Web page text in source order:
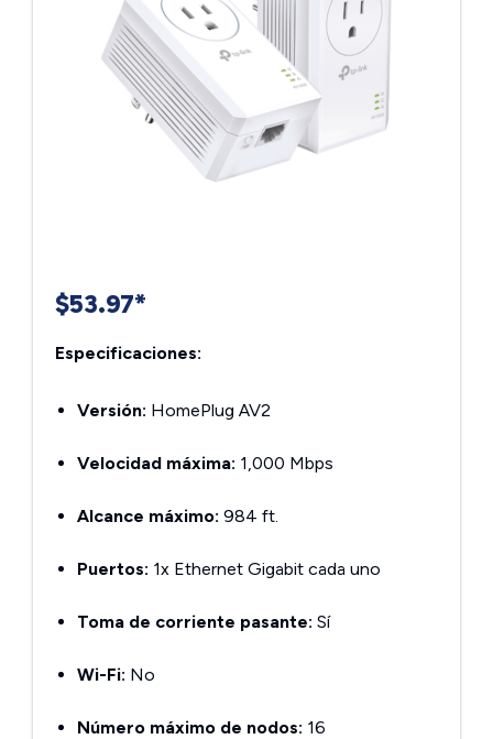
$53.97*
Especificaciones:
Versión: HomePlug AV2
Velocidad máxima: 1,000 Mbps
Alcance máximo: 984 ft.
Puertos: 1x Ethernet Gigabit cada uno
Toma de corriente pasante: Sí
Wi-Fi: No
Número máximo de nodos: 16